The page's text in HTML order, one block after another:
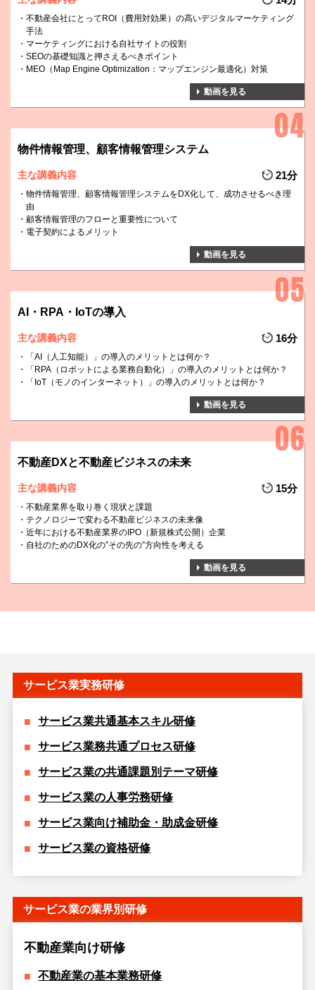
不動産会社にとってROI（費用対効果）の高いデジタルマーケティング
手法
マーケティングにおける自社サイトの役割
SEOの基礎知識と押さえるべきポイント
MEO（Map Engine Optimization：マップエンジン最適化）対策
動画を見る
物件情報管理、顧客情報管理システム
主な講義内容 21分
物件情報管理、顧客情報管理システムをDX化して、成功させるべき理
由
顧客情報管理のフローと重要性について
電子契約によるメリット
動画を見る
AI・RPA・IoTの導入
主な講義内容 16分
「AI（人工知能）」の導入のメリットとは何か？
「RPA（ロボットによる業務自動化）」の導入のメリットとは何か？
「IoT（モノのインターネット）」の導入のメリットとは何か？
動画を見る
不動産DXと不動産ビジネスの未来
主な講義内容 15分
不動産業界を取り巻く現状と課題
テクノロジーで変わる不動産ビジネスの未来像
近年における不動産業界のIPO（新規株式公開）企業
自社のためのDX化の”その先の”方向性を考える
動画を見る
サービス業実務研修
サービス業共通基本スキル研修
サービス業務共通プロセス研修
サービス業の共通課題別テーマ研修
サービス業の人事労務研修
サービス業向け補助金・助成金研修
サービス業の資格研修
サービス業の業界別研修
不動産業向け研修
不動産業の基本業務研修